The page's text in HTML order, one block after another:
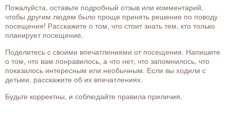
Пожалуйста, оставьте подробный отзыв или комментарий,
чтобы другим людям было проще принять решение по поводу
посещения! Расскажите о том, что стоит знать тем, кто только
планирует посещение.
Поделитесь с своими впечатлениями от посещения. Напишите
о том, что вам понравилось, а что нет, что запомнилось, что
показалось интересным или необычным. Если вы ходили с
детьми, расскажите об их впечатлениях.
Будьте корректны, и соблюдайте правила приличия.